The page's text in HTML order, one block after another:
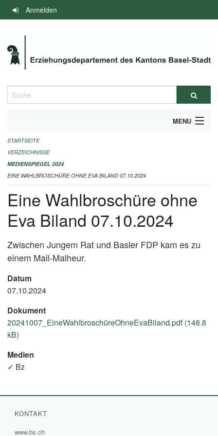
Navigation
überspringen
Anmelden
Suche
MENU
INFOS ZUM ED-MEDIENSPIEGEL
IMPRESSUM
STARTSEITE
VERZEICHNISSE
MEDIENSPIEGEL 2024
EINE WAHLBROSCHÜRE OHNE EVA BILAND 07.10.2024
Eine Wahlbroschüre ohne
Eva Biland 07.10.2024
Zwischen Jungem Rat und Basler FDP kam es zu
einem Mail-Malheur.
Datum
07.10.2024
Dokument
20241007_EineWahlbroschüreOhneEvaBiland.pdf (148.8
kB)
Medien
✓ Bz
KONTAKT
www.bs.ch